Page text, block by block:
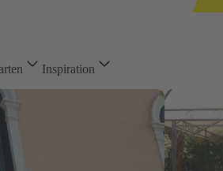
Inspiration